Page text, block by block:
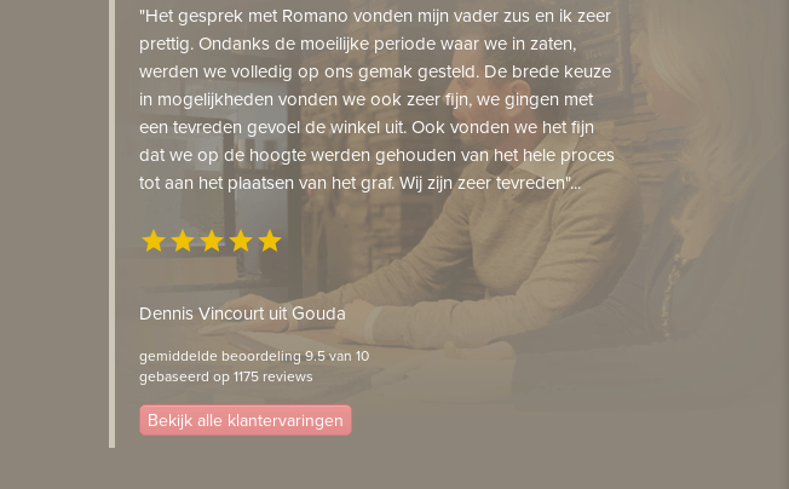
"Het gesprek met Romano vonden mijn vader zus en ik zeer
prettig. Ondanks de moeilijke periode waar we in zaten,
werden we volledig op ons gemak gesteld. De brede keuze
in mogelijkheden vonden we ook zeer fijn, we gingen met
een tevreden gevoel de winkel uit. Ook vonden we het fijn
dat we op de hoogte werden gehouden van het hele proces
tot aan het plaatsen van het graf. Wij zijn zeer tevreden"...
starstarstarstarstar
Dennis Vincourt uit Gouda
gemiddelde beoordeling 9.5 van 10
gebaseerd op 1175 reviews
Bekijk alle klantervaringen